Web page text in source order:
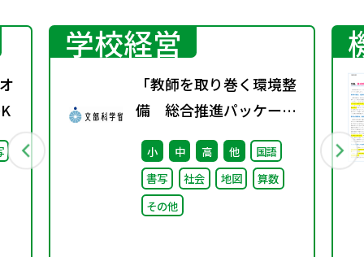
学校経営
「教師を取り巻く環境整
備 総合推進パッケー
ジ」取りまとめ
小 中 高 他
国語
書写
社会 地図
算数
その他